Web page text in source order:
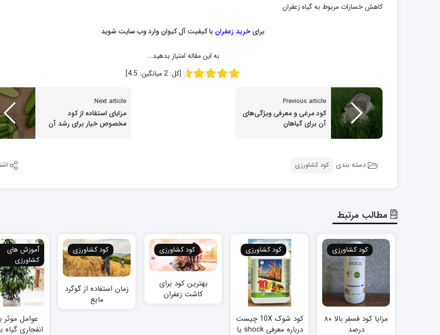
کاهش خسارات مربوط به گیاه زعفران
برایخرید زعفرانبا کیفیت آل کیوان وارد وب سایت شوید
به این مقاله امتیاز بدهید...
[کل: 2میانگین: 4.5
]
Previous article
کود مرغی و معرفی ویژگی‌های
آن برای گیاهان
Next article
مزایای استفاده از کود
مخصوص خیار برای رشد آن
دسته بندی کود کشاورزی
مطالب مرتبط
کود کشاورزی
مزایا کود فسفر بالا ۸۰
درصد
کود کشاورزی
کود شوک 10X چیست
درباره معرفی shock یا
کود کشاورزی
بهترین کود برای
کاشت زعفران
کود کشاورزی
زمان استفاده از گوگرد
مایع
آموزش های
کشاورزی
عوامل موثر
انفجاری گیاه